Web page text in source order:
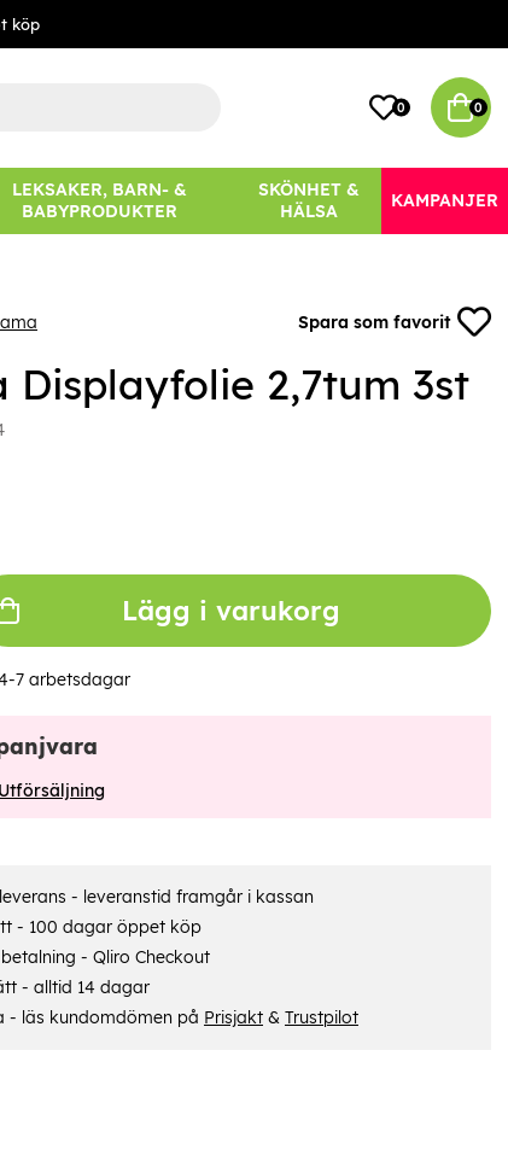
köp
0 0
LEKSAKER, BARN- &
BABYPRODUKTER
SKÖNHET &
HÄLSA
KAMPANJER
Spara som favorit
Displayfolie 2,7tum 3st
Lägg i varukorg
7 arbetsdagar
Utförsäljning
- leveranstid framgår i kassan
- 100 dagar öppet köp
- Qliro Checkout
- alltid 14 dagar
- läs kundomdömen på Prisjakt& Trustpilot